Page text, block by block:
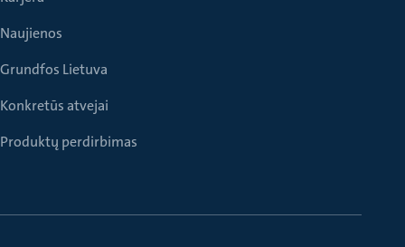
Naujienos
Grundfos Lietuva
Konkretūs atvejai
Produktų perdirbimas